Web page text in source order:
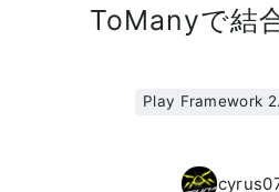
ToManyで結
Play Framework